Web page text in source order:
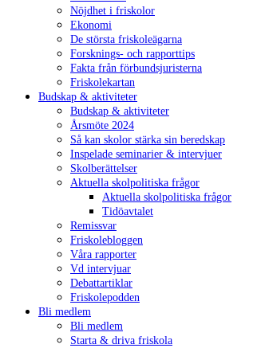
Nöjdhet i friskolor
Ekonomi
De största friskoleägarna
Forsknings- och rapporttips
Fakta från förbundsjuristerna
Friskolekartan
Budskap & aktiviteter
Budskap & aktiviteter
Årsmöte 2024
Så kan skolor stärka sin beredskap
Inspelade seminarier & intervjuer
Skolberättelser
Aktuella skolpolitiska frågor
Aktuella skolpolitiska frågor
Tidöavtalet
Remissvar
Friskolebloggen
Våra rapporter
Vd intervjuar
Debattartiklar
Friskolepodden
Bli medlem
Bli medlem
Starta & driva friskola